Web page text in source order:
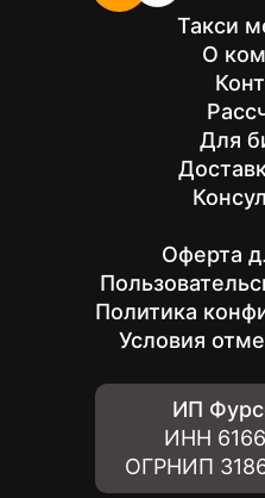
Такси
О
Для
Оферта
Политика
Условия
ИП
ИНН
ОГРНИП